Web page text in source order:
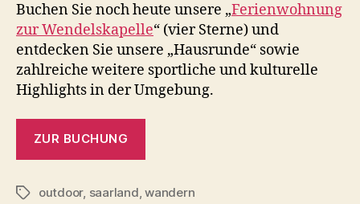
Buchen Sie noch heute unsere „Ferienwohnung
zur Wendelskapelle“ (vier Sterne) und
entdecken Sie unsere „Hausrunde“ sowie
zahlreiche weitere sportliche und kulturelle
Highlights in der Umgebung.
ZUR BUCHUNG
Schlagwörter
outdoor, saarland,wandern